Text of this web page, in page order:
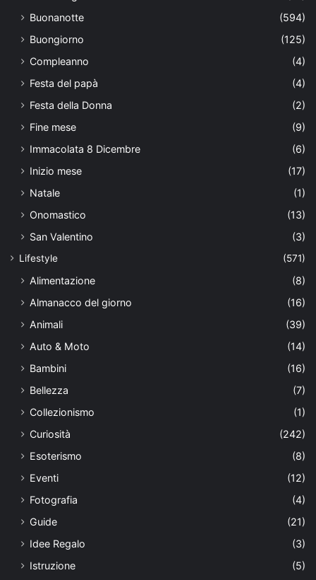
Buonanotte
(594)
Buongiorno
(125)
Compleanno
(4)
Festa del papà
(4)
Festa della Donna
(2)
Fine mese
(9)
Immacolata 8 Dicembre
(6)
Inizio mese
(17)
Natale
(1)
Onomastico
(13)
San Valentino
(3)
Lifestyle (571)
Alimentazione
(8)
Almanacco del giorno
(16)
Animali
(39)
Auto & Moto
(14)
Bambini
(16)
Bellezza
(7)
Collezionismo
(1)
Curiosità
(242)
Esoterismo
(8)
Eventi
(12)
Fotografia
(4)
Guide
(21)
Idee Regalo
(3)
Istruzione
(5)